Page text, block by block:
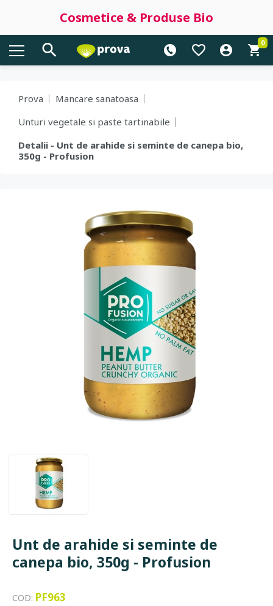
Cosmetice & Produse Bio
0
Prova
Mancare sanatoasa
Unturi vegetale si paste tartinabile
Detalii - Unt de arahide si seminte de canepa bio,
350g - Profusion
Unt de arahide si seminte de
canepa bio, 350g - Profusion
COD: PF963